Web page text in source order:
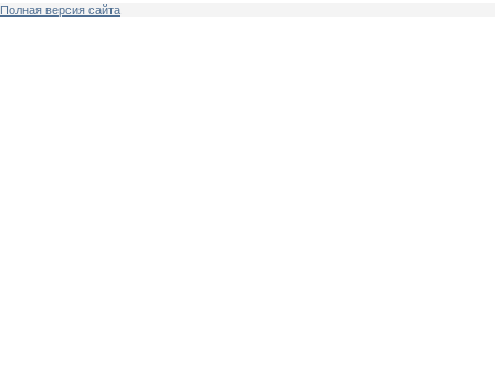
Полная версия сайта